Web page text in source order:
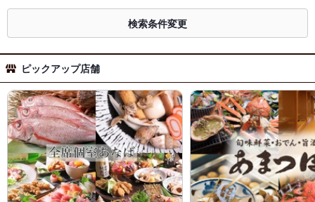
検索条件変更
ピックアップ店舗